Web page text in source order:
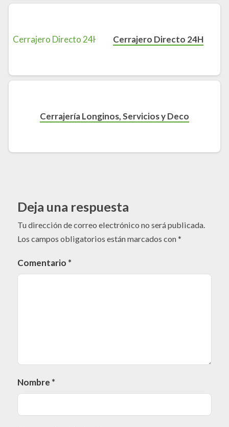
Cerrajero Directo 24H
Cerrajería Longinos, Servicios y Deco
Deja una respuesta
Tu dirección de correo electrónico no será publicada.
Los campos obligatorios están marcados con*
Comentario *
Nombre *